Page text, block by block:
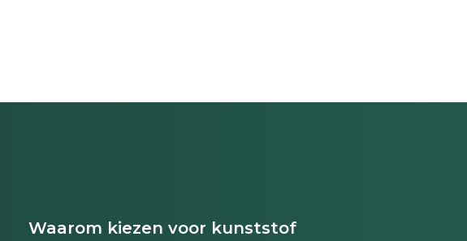
Waarom kiezen voor kunststof